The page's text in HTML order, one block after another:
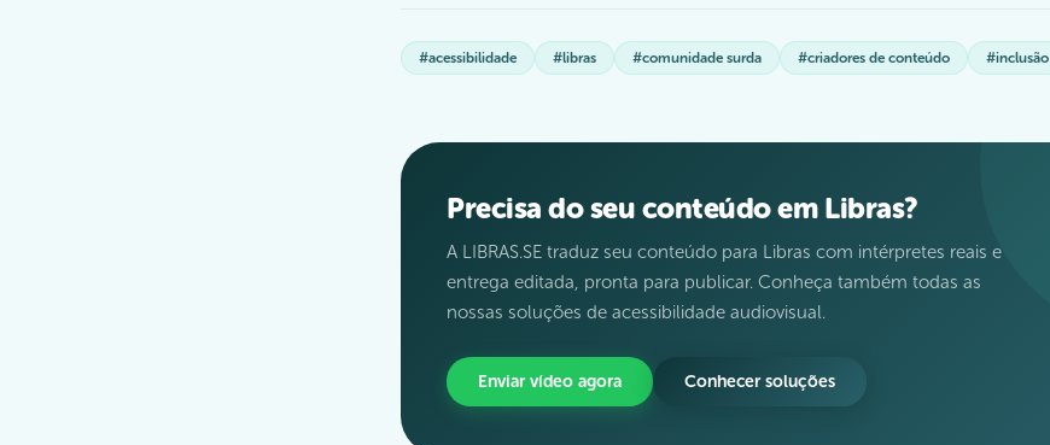
#acessibilidade #libras #comunidade surda #criadores de conteúdo #inclusão
Precisa do seu conteúdo em Libras?
A LIBRAS.SE traduz seu conteúdo para Libras com intérpretes reais e
entrega editada, pronta para publicar. Conheça também todas as
nossas soluções de acessibilidade audiovisual.
Enviar vídeo agora Conhecer soluções